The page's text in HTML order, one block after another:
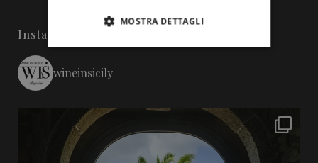
Instagram
wineinsicily
MOSTRA DETTAGLI